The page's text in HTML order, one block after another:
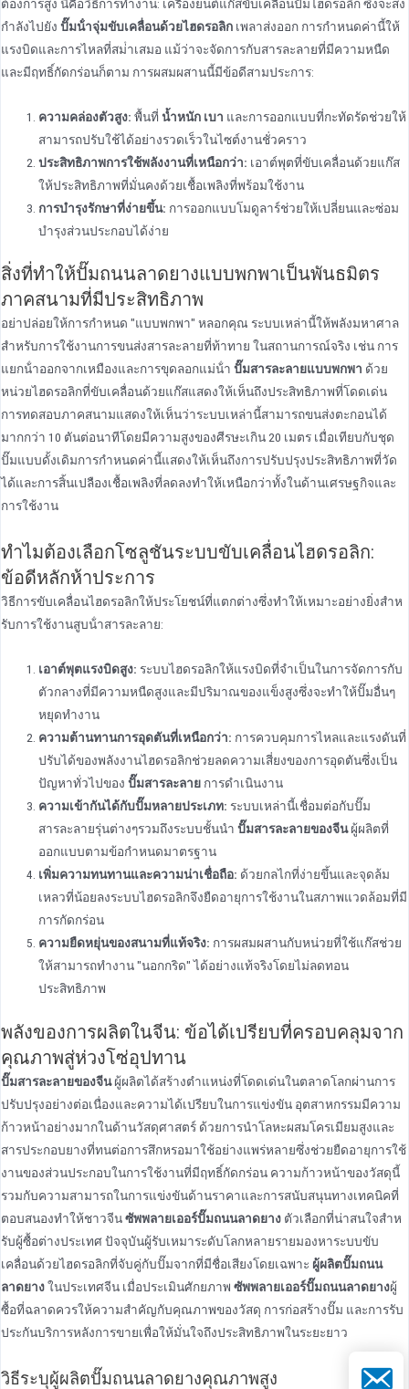
ต้องการสูง นี่คือวิธีการทํางาน: เครื่องยนต์แก๊สขับเคลื่อนปั๊มไฮดรอลิก ซึ่งจะส่ง
กําลังไปยัง ปั๊มน้ําจุ่มขับเคลื่อนด้วยไฮดรอลิก เพลาส่งออก การกําหนดค่านี้ให้
แรงบิดและการไหลที่สม่ําเสมอ แม้ว่าจะจัดการกับสารละลายที่มีความหนืด
และมีฤทธิ์กัดกร่อนก็ตาม การผสมผสานนี้มีข้อดีสามประการ:
ความคล่องตัวสูง: พื้นที่น้ำหนัก เบา และการออกแบบที่กะทัดรัดช่วยให้
สามารถปรับใช้ได้อย่างรวดเร็วในไซต์งานชั่วคราว
ประสิทธิภาพการใช้พลังงานที่เหนือกว่า: เอาต์พุตที่ขับเคลื่อนด้วยแก๊ส
ให้ประสิทธิภาพที่มั่นคงด้วยเชื้อเพลิงที่พร้อมใช้งาน
การบํารุงรักษาที่ง่ายขึ้น: การออกแบบโมดูลาร์ช่วยให้เปลี่ยนและซ่อม
บํารุงส่วนประกอบได้ง่าย
สิ่งที่ทําให้ปั๊มถนนลาดยางแบบพกพาเป็นพันธมิตร
ภาคสนามที่มีประสิทธิภาพ
อย่าปล่อยให้การกําหนด "แบบพกพา" หลอกคุณ ระบบเหล่านี้ให้พลังมหาศาล
สําหรับการใช้งานการขนส่งสารละลายที่ท้าทาย ในสถานการณ์จริง เช่น การ
แยกน้ําออกจากเหมืองและการขุดลอกแม่น้ํา ปั๊มสารละลายแบบพกพา ด้วย
หน่วยไฮดรอลิกที่ขับเคลื่อนด้วยแก๊สแสดงให้เห็นถึงประสิทธิภาพที่โดดเด่น
การทดสอบภาคสนามแสดงให้เห็นว่าระบบเหล่านี้สามารถขนส่งตะกอนได้
มากกว่า 10 ตันต่อนาทีโดยมีความสูงของศีรษะเกิน 20 เมตร เมื่อเทียบกับชุด
ปั๊มแบบดั้งเดิมการกําหนดค่านี้แสดงให้เห็นถึงการปรับปรุงประสิทธิภาพที่วัด
ได้และการสิ้นเปลืองเชื้อเพลิงที่ลดลงทําให้เหนือกว่าทั้งในด้านเศรษฐกิจและ
การใช้งาน
ทําไมต้องเลือกโซลูชันระบบขับเคลื่อนไฮดรอลิก:
ข้อดีหลักห้าประการ
วิธีการขับเคลื่อนไฮดรอลิกให้ประโยชน์ที่แตกต่างซึ่งทําให้เหมาะอย่างยิ่งสําห
รับการใช้งานสูบน้ําสารละลาย:
เอาต์พุตแรงบิดสูง: ระบบไฮดรอลิกให้แรงบิดที่จําเป็นในการจัดการกับ
ตัวกลางที่มีความหนืดสูงและมีปริมาณของแข็งสูงซึ่งจะทําให้ปั๊มอื่นๆ
หยุดทํางาน
ความต้านทานการอุดตันที่เหนือกว่า: การควบคุมการไหลและแรงดันที่
ปรับได้ของพลังงานไฮดรอลิกช่วยลดความเสี่ยงของการอุดตันซึ่งเป็น
ปัญหาทั่วไปของปั๊มสารละลาย การดําเนินงาน
ความเข้ากันได้กับปั๊มหลายประเภท: ระบบเหล่านี้เชื่อมต่อกับปั๊ม
สารละลายรุ่นต่างๆรวมถึงระบบชั้นนําปั๊มสารละลายของจีนผู้ผลิตที่
ออกแบบตามข้อกําหนดมาตรฐาน
เพิ่มความทนทานและความน่าเชื่อถือ: ด้วยกลไกที่ง่ายขึ้นและจุดล้ม
เหลวที่น้อยลงระบบไฮดรอลิกจึงยืดอายุการใช้งานในสภาพแวดล้อมที่มี
การกัดกร่อน
ความยืดหยุ่นของสนามที่แท้จริง: การผสมผสานกับหน่วยที่ใช้แก๊สช่วย
ให้สามารถทํางาน "นอกกริด" ได้อย่างแท้จริงโดยไม่ลดทอน
ประสิทธิภาพ
พลังของการผลิตในจีน: ข้อได้เปรียบที่ครอบคลุมจาก
คุณภาพสู่ห่วงโซ่อุปทาน
ปั๊มสารละลายของจีนผู้ผลิตได้สร้างตําแหน่งที่โดดเด่นในตลาดโลกผ่านการ
ปรับปรุงอย่างต่อเนื่องและความได้เปรียบในการแข่งขัน อุตสาหกรรมมีความ
ก้าวหน้าอย่างมากในด้านวัสดุศาสตร์ ด้วยการนําโลหะผสมโครเมียมสูงและ
สารประกอบยางที่ทนต่อการสึกหรอมาใช้อย่างแพร่หลายซึ่งช่วยยืดอายุการใช้
งานของส่วนประกอบในการใช้งานที่มีฤทธิ์กัดกร่อน ความก้าวหน้าของวัสดุนี้
รวมกับความสามารถในการแข่งขันด้านราคาและการสนับสนุนทางเทคนิคที่
ตอบสนองทําให้ชาวจีนซัพพลายเออร์ปั๊มถนนลาดยาง ตัวเลือกที่น่าสนใจสําห
รับผู้ซื้อต่างประเทศ ปัจจุบันผู้รับเหมาระดับโลกหลายรายมองหาระบบขับ
เคลื่อนด้วยไฮดรอลิกที่จับคู่กับปั๊มจากที่มีชื่อเสียงโดยเฉพาะ ผู้ผลิตปั๊มถนน
ลาดยางในประเทศจีน เมื่อประเมินศักยภาพ ซัพพลายเออร์ปั๊มถนนลาดยางผู้
ซื้อที่ฉลาดควรให้ความสําคัญกับคุณภาพของวัสดุ การก่อสร้างปั๊ม และการรับ
ประกันบริการหลังการขายเพื่อให้มั่นใจถึงประสิทธิภาพในระยะยาว
วิธีระบุผู้ผลิตปั๊มถนนลาดยางคุณภาพสูง อีเมล